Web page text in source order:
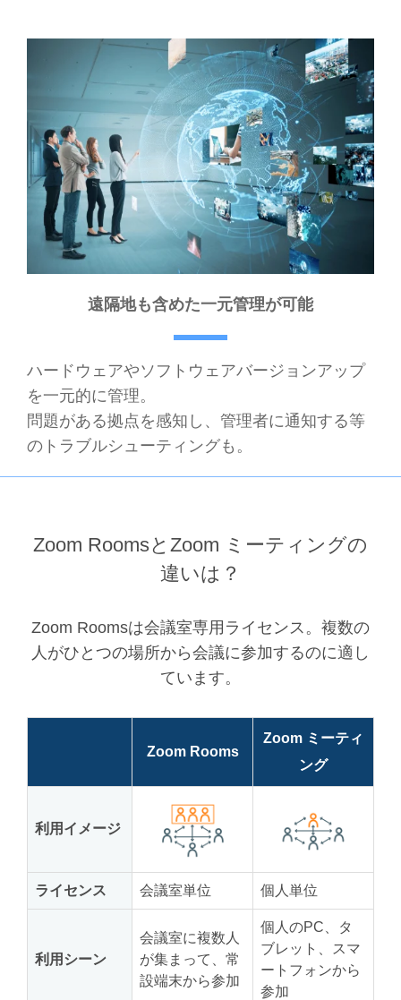
遠隔地も含めた一元管理が可能
ハードウェアやソフトウェアバージョンアップ
を一元的に管理。
問題がある拠点を感知し、管理者に通知する等
のトラブルシューティングも。
Zoom RoomsとZoom ミーティングの
違いは？
Zoom Roomsは会議室専用ライセンス。複数の
人がひとつの場所から会議に参加するのに適し
ています。
Zoom Rooms
Zoom ミーティ
ング
利用イメージ
ライセンス 会議室単位 個人単位
利用シーン
会議室に複数人
が集まって、常
設端末から参加
個人のPC、タ
ブレット、スマ
ートフォンから
参加